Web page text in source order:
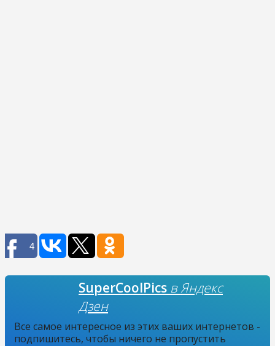
4
SuperCoolPics в Яндекс
Дзен
Все самое интересное из этих ваших интернетов -
подпишитесь, чтобы ничего не пропустить